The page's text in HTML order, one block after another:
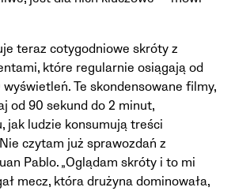
teraz cotygodniowe skróty z
które regularnie osiągają od
Te skondensowane filmy,
od 90 sekund do 2 minut,
jak ludzie konsumują treści
czytam już sprawozdań z
Pablo. „Oglądam skróty i to mi
mecz, która drużyna dominowała,